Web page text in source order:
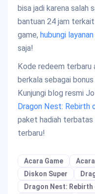
bisa jadi karena salah
bantuan 24 jam
game, hubungi
saja!
Kode redeem terbaru
berkala sebagai
Kunjungi blog resmi
Dragon Nest: Rebirth
paket hadiah terbatas
terbaru!
Acara Game
Diskon Super
Dragon Nest: Rebirth